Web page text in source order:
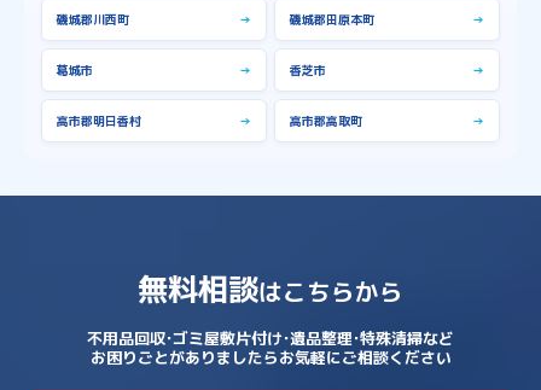
磯城郡川西町 → 磯城郡田原本町 →
葛城市 → 香芝市 →
高市郡明日香村 → 高市郡高取町 →
無料相談はこちらから
不用品回収･ゴミ屋敷片付け･遺品整理･特殊清掃など
お困りごとがありましたらお気軽にご相談ください